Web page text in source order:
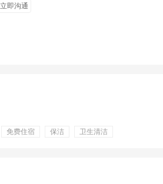
立即沟通
免费住宿 保洁 卫生清洁